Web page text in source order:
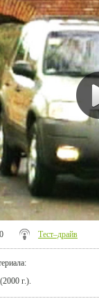
Тест–драйв
:
г.).